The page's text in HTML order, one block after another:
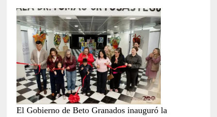
El Gobierno de Beto Granados inauguró la